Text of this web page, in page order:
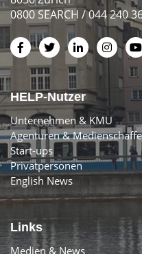
0800 SEARCH / 044 240
HELP-Nutzer
Unternehmen & KMU
Agenturen &
Start-ups
Privatpersonen
English News
Links
Medien & News